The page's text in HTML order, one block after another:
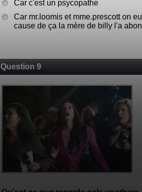
Car c'est un psycopathe
Car mr.loomis et mme.prescott on
cause de ça la mère de billy l'a
Question 9